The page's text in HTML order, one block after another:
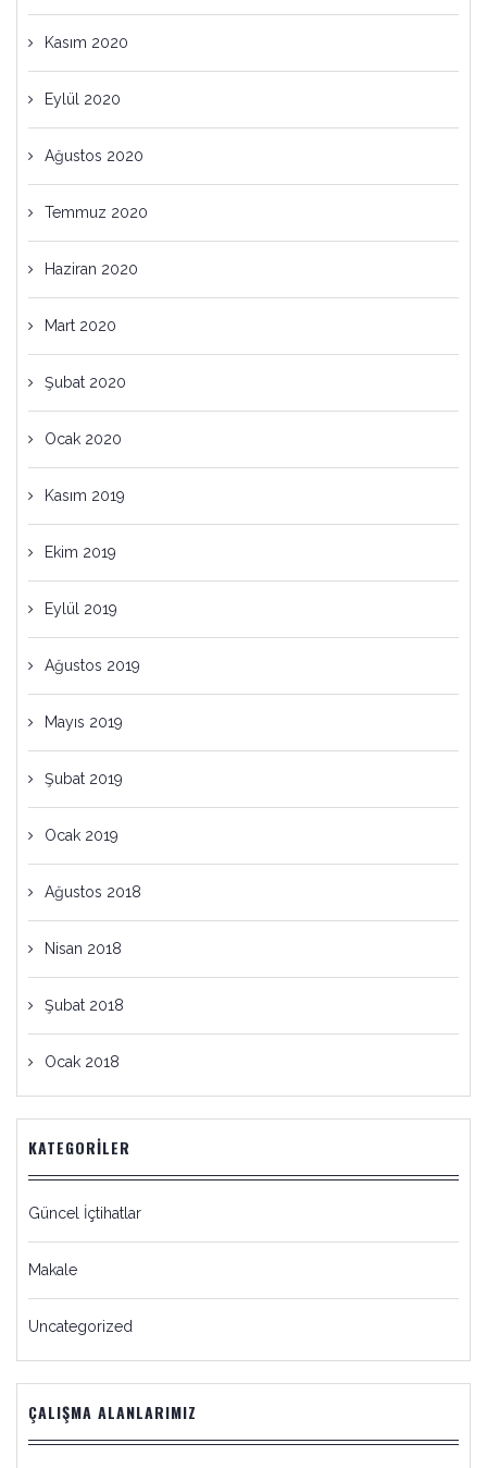
Kasım 2020
Eylül 2020
Ağustos 2020
Temmuz 2020
Haziran 2020
Mart 2020
Şubat 2020
Ocak 2020
Kasım 2019
Ekim 2019
Eylül 2019
Ağustos 2019
Mayıs 2019
Şubat 2019
Ocak 2019
Ağustos 2018
Nisan 2018
Şubat 2018
Ocak 2018
KATEGORILER
Güncel İçtihatlar
Makale
Uncategorized
ÇALIŞMA ALANLARIMIZ